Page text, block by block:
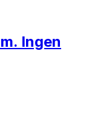
Ingen